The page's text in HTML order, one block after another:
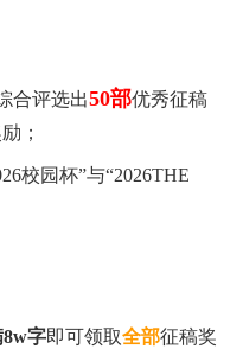
合评选出50部优秀征稿
；
校园杯”与“2026THE
8w字即可领取全部征稿奖